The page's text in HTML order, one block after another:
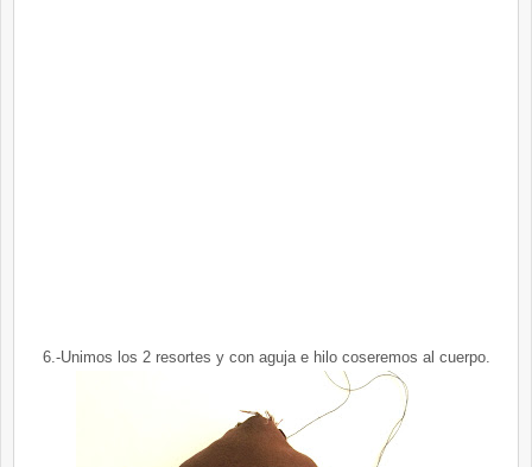
6.-Unimos los 2 resortes y con aguja e hilo coseremos al cuerpo.